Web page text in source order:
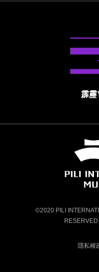
霹靂
©2020 PILI
隱私權